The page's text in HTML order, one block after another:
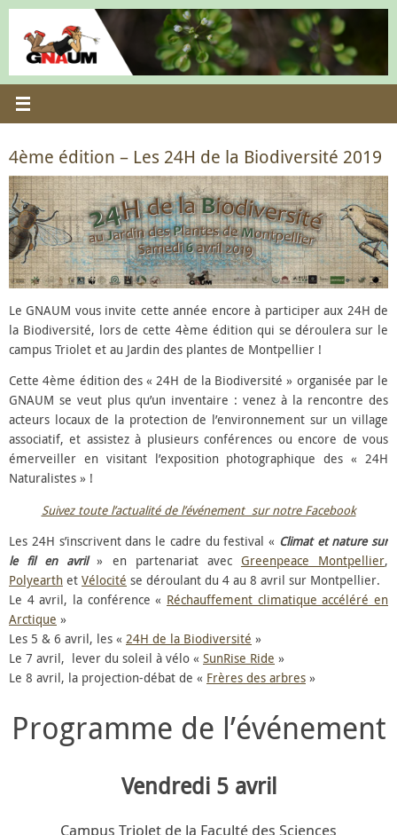
Passer
contenu
4ème édition – Les 24H de la Biodiversité 2019
Le GNAUM vous invite cette année encore à participer aux 24H de
la Biodiversité, lors de cette 4ème édition qui se déroulera sur le
campus Triolet et au Jardin des plantes de Montpellier !
Cette 4ème édition des « 24H de la Biodiversité » organisée par le
GNAUM se veut plus qu’un inventaire : venez à la rencontre des
acteurs locaux de la protection de l’environnement sur un village
associatif, et assistez à plusieurs conférences ou encore de vous
émerveiller en visitant l’exposition photographique des « 24H
Naturalistes » !
Suivez toute l’actualité de l’événement sur notre Facebook
Les 24H s’inscrivent dans le cadre du festival « Climat et nature sur
le fil en avril» en partenariat avec Greenpeace Montpellier,
Polyearth et Vélocité se déroulant du 4 au 8 avril sur Montpellier.
Le 4 avril, la conférence « Réchauffement climatique accéléré en
Arctique »
Les 5 & 6 avril, les « 24H de la Biodiversité »
Le 7 avril, lever du soleil à vélo « SunRise Ride »
Le 8 avril, la projection-débat de « Frères des arbres »
Programme de l’événement
Vendredi 5 avril
Campus Triolet de la Faculté des Sciences